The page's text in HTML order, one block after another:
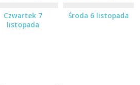
Czwartek 7
listopada
Środa 6 listopada